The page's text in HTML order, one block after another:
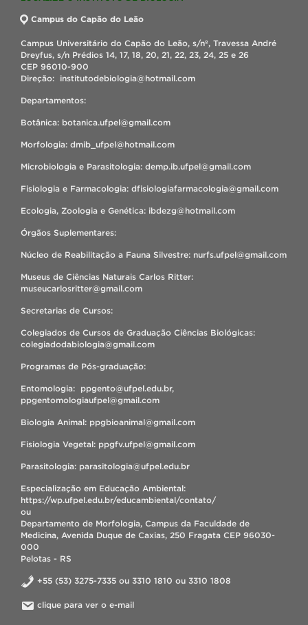
Campus do Capão do Leão
Campus Universitário do Capão do Leão, s/nº, Travessa André
Dreyfus, s/n Prédios 14, 17, 18, 20, 21, 22, 23, 24, 25 e 26
CEP 96010-900
Direção: institutodebiologia@hotmail.com
Departamentos:
Botânica: botanica.ufpel@gmail.com
Morfologia: dmib_ufpel@hotmail.com
Microbiologia e Parasitologia: demp.ib.ufpel@gmail.com
Fisiologia e Farmacologia: dfisiologiafarmacologia@gmail.com
Ecologia, Zoologia e Genética: ibdezg@hotmail.com
Órgãos Suplementares:
Núcleo de Reabilitação a Fauna Silvestre: nurfs.ufpel@gmail.com
Museus de Ciências Naturais Carlos Ritter:
museucarlosritter@gmail.com
Secretarias de Cursos:
Colegiados de Cursos de Graduação Ciências Biológicas:
colegiadodabiologia@gmail.com
Programas de Pós-graduação:
Entomologia: ppgento@ufpel.edu.br,
ppgentomologiaufpel@gmail.com
Biologia Animal: ppgbioanimal@gmail.com
Fisiologia Vegetal: ppgfv.ufpel@gmail.com
Parasitologia: parasitologia@ufpel.edu.br
Especialização em Educação Ambiental:
https://wp.ufpel.edu.br/educambiental/contato/
ou
Departamento de Morfologia, Campus da Faculdade de
Medicina, Avenida Duque de Caxias, 250 Fragata CEP 96030-
000
Pelotas - RS
+55 (53) 3275-7335 ou 3310 1810 ou 3310 1808
clique para ver o e-mail